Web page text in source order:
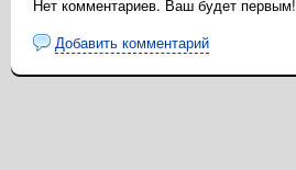
Нет комментариев. Ваш будет первым!
Добавить комментарий